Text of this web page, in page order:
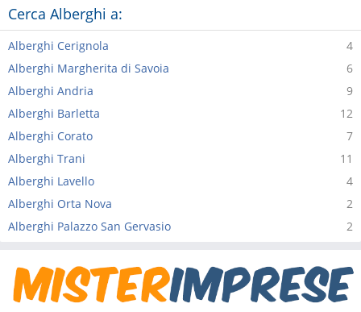
Cerca Alberghi a:
4
Alberghi Cerignola
6
Alberghi Margherita di Savoia
9
Alberghi Andria
12
Alberghi Barletta
7
Alberghi Corato
11
Alberghi Trani
4
Alberghi Lavello
2
Alberghi Orta Nova
2
Alberghi Palazzo San Gervasio